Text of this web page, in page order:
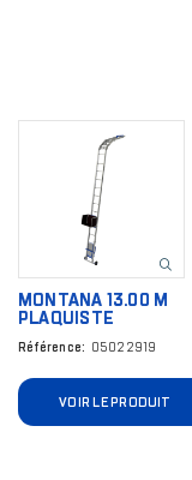
MONTANA 13.00 M
PLAQUISTE
Référence 05022919
VOIR LE PRODUIT